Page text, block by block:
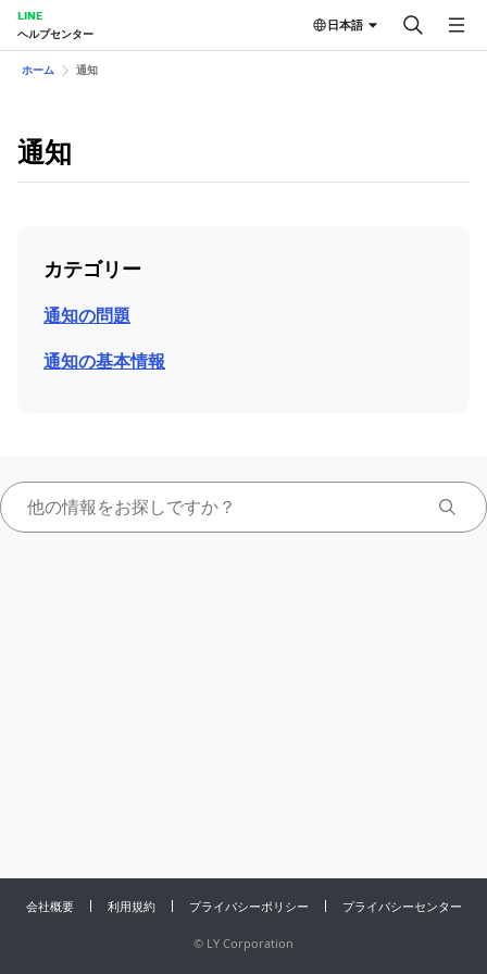
LINE
ヘルプセンター
日本語
ホーム 通知
通知
カテゴリー
通知の問題
通知の基本情報
会社概要 利用規約 プライバシーポリシー プライバシーセンター
© LY Corporation